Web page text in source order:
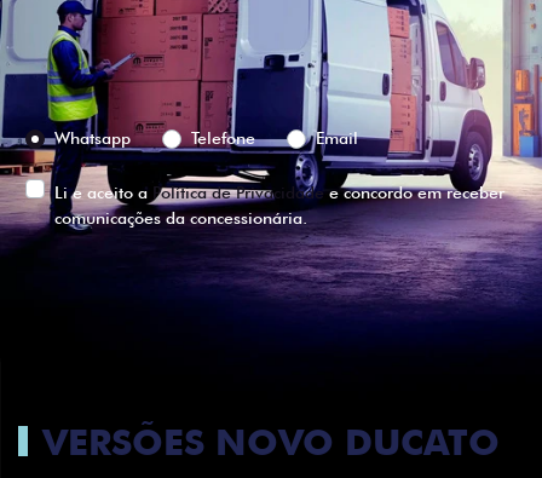
Versão escolhida
Preferência de contato:
Whatsapp
Telefone Email
Li e aceito a Política de Privacidadee concordo em receber
comunicações da concessionária.
ENTRAR EM CONTATO
VERSÕES NOVO DUCATO